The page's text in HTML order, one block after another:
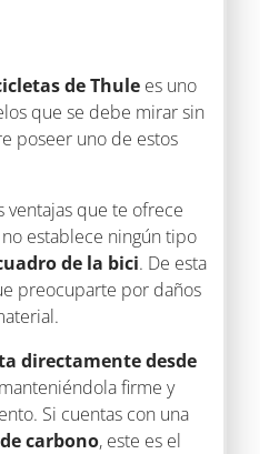
de Thule es uno
que se debe mirar sin
poseer uno de estos
ventajas que te ofrece
establece ningún tipo
de la bici. De esta
preocuparte por daños
directamente desde
manteniéndola firme y
Si cuentas con una
carbono, este es el